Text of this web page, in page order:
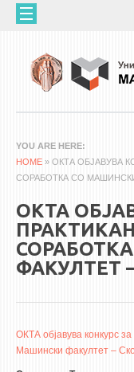
Skip to main content
ЗА НАС
60 ГОДИНИ МФ
ОРГАНИЗАЦИЈА
МАШИНСКО
АПЛИКАТИВНА
МЕЃУНАРОДНА
QIM-SEE
3DFindIT
YOU ARE HERE
HOME » ОКТА ОБЈАВУВА
СОРАБОТКА СО
ОКТА
ФАКУЛТЕТ
ОКТА објавува конкурс
Машински факултет –